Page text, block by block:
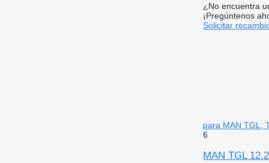
¿No encuentra
¡Pregúntenos
Solicitar
para MAN TGL,
6
MAN TGL